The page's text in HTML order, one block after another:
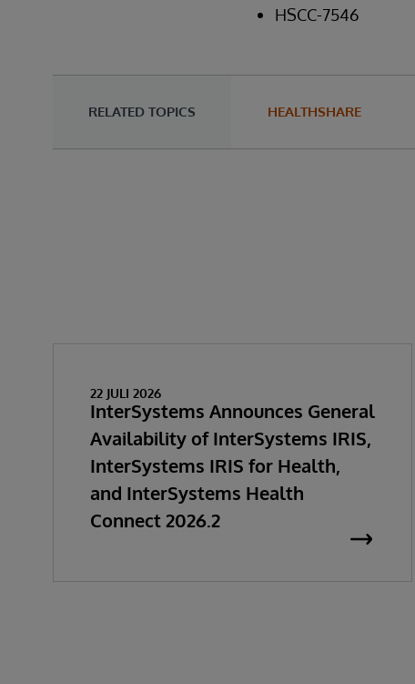
HSCC-7546
RELATED TOPICS HEALTHSHARE
22 JULI 2026
InterSystems Announces General
Availability of InterSystems IRIS,
InterSystems IRIS for Health,
and InterSystems Health
Connect 2026.2